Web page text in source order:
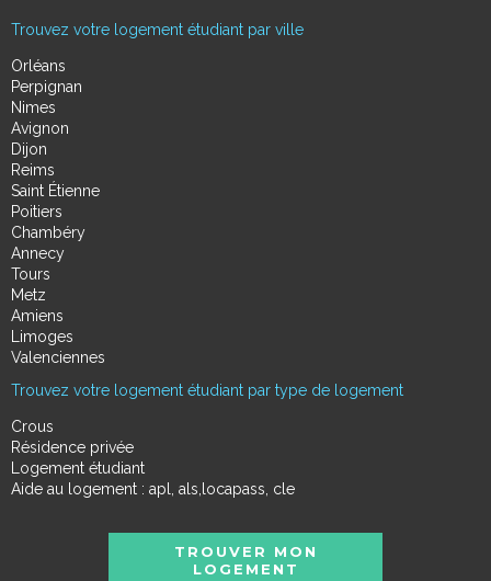
Trouvez votre logement étudiant par ville
Orléans
Perpignan
Nimes
Avignon
Dijon
Reims
Saint Étienne
Poitiers
Chambéry
Annecy
Tours
Metz
Amiens
Limoges
Valenciennes
Trouvez votre logement étudiant par type de logement
Crous
Résidence privée
Logement étudiant
Aide au logement : apl, als,locapass, cle
TROUVER MON
LOGEMENT